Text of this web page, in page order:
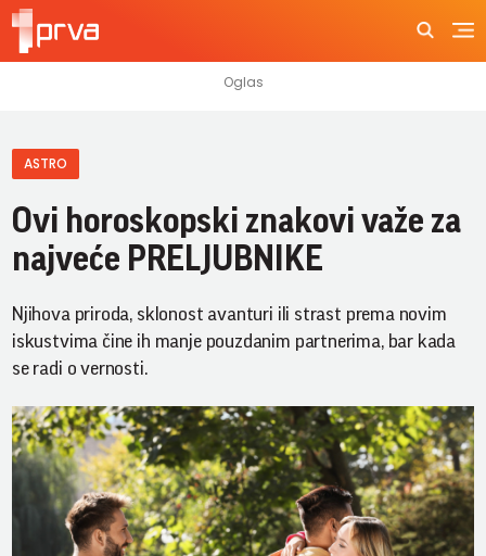
ASTRO
Ovi horoskopski znakovi važe za
najveće PRELJUBNIKE
Njihova priroda, sklonost avanturi ili strast prema novim
iskustvima čine ih manje pouzdanim partnerima, bar kada
se radi o vernosti.